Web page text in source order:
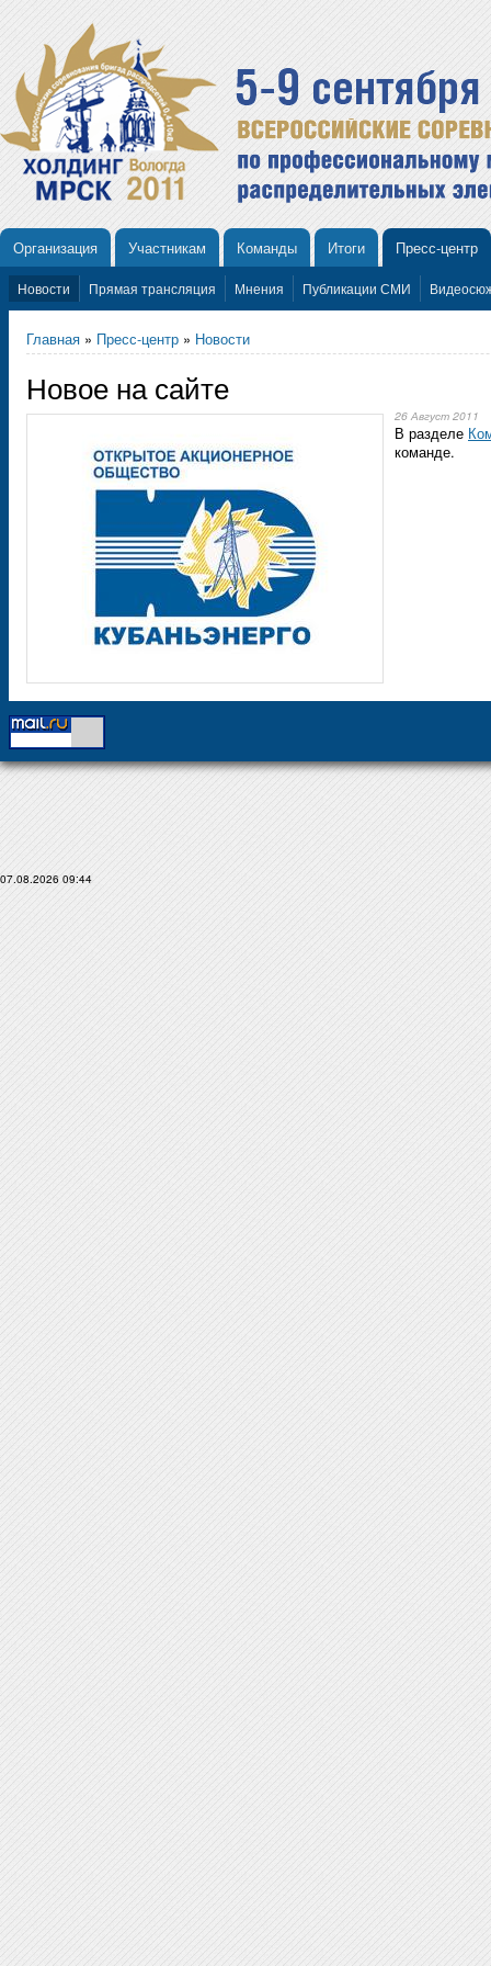
Организация Участникам Команды Итоги Пресс-центр
Новости Прямая трансляция Мнения Публикации СМИ
Главная » Пресс-центр » Новости
Новое на сайте
26 Август 2011
В разделе
команде.
07.08.2026 09:44